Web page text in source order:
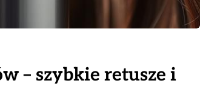
– szybkie retusze i